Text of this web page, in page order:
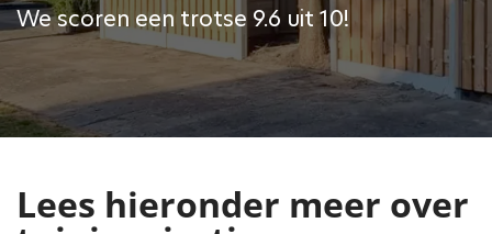
We scoren een trotse 9.6 uit 10!
Lees hieronder meer over